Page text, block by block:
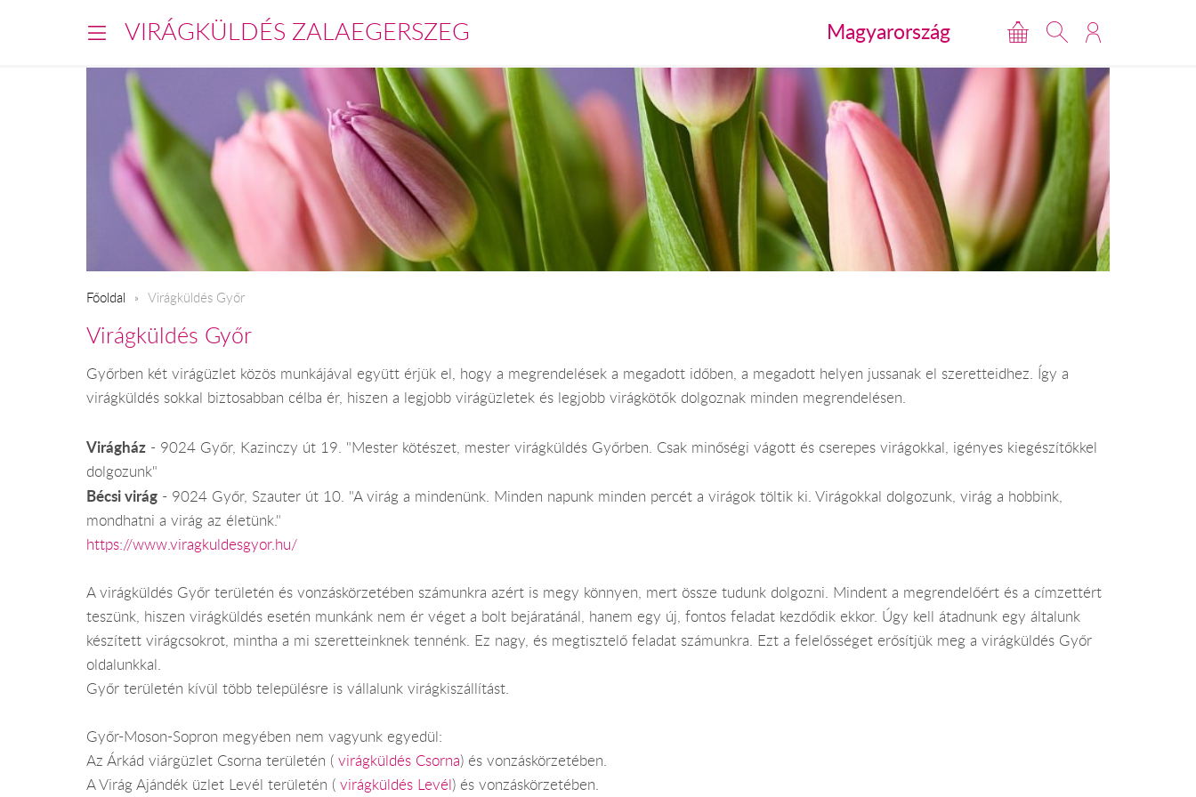
VIRÁGKÜLDÉS ZALAEGERSZEG Magyarország
Főoldal Virágküldés Győr
Virágküldés Győr
Győrben két virágüzlet közös munkájával együtt érjük el, hogy a megrendelések a megadott időben, a megadott helyen jussanak el szeretteidhez. Így a
virágküldés sokkal biztosabban célba ér, hiszen a legjobb virágüzletek és legjobb virágkötők dolgoznak minden megrendelésen.
Virágház - 9024 Győr, Kazinczy út 19. "Mester kötészet, mester virágküldés Győrben. Csak minőségi vágott és cserepes virágokkal, igényes kiegészítőkkel
dolgozunk"
Bécsi virág - 9024 Győr, Szauter út 10. "A virág a mindenünk. Minden napunk minden percét a virágok töltik ki. Virágokkal dolgozunk, virág a hobbink,
mondhatni a virág az életünk."
https://www.viragkuldesgyor.hu/
A virágküldés Győr területén és vonzáskörzetében számunkra azért is megy könnyen, mert össze tudunk dolgozni. Mindent a megrendelőért és a címzettért
teszünk, hiszen virágküldés esetén munkánk nem ér véget a bolt bejáratánál, hanem egy új, fontos feladat kezdődik ekkor. Úgy kell átadnunk egy általunk
készített virágcsokrot, mintha a mi szeretteinknek tennénk. Ez nagy, és megtisztelő feladat számunkra. Ezt a felelősséget erősítjük meg a virágküldés Győr
oldalunkkal.
Győr területén kívül több településre is vállalunk virágkiszállítást.
Győr-Moson-Sopron megyében nem vagyunk egyedül:
Az Árkád viárgüzlet Csorna területén ( virágküldés Csorna) és vonzáskörzetében.
A Virág Ajándék üzlet Levél területén ( virágküldés Levél) és vonzáskörzetében.